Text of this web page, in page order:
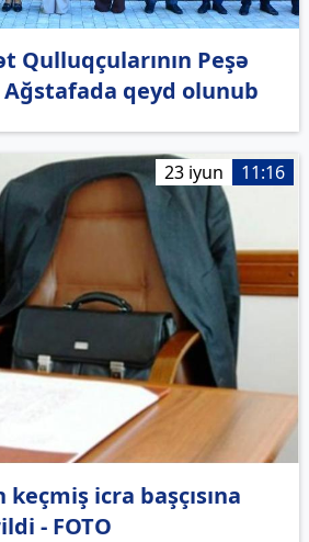
Qulluqçularının Peşə
Ağstafada qeyd olunub
23 iyun 11:16
icra başçısına
- FOTO